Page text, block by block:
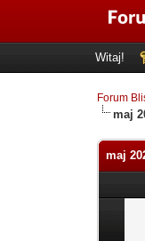
Witaj!
Forum
maj
maj